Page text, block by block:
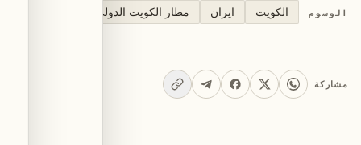
الوسوم الكويت ايران مطار الكويت الدولي
مشاركة